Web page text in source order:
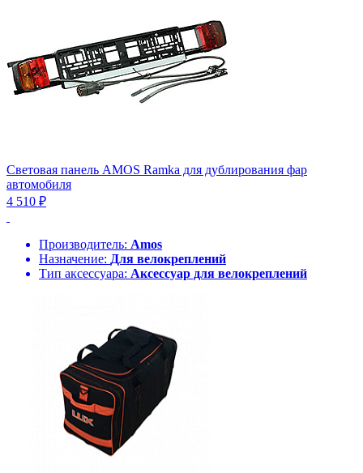
Световая панель AMOS Ramka для дублирования фар
автомобиля
4 510 ₽
Производитель: Amos
Назначение: Для велокреплений
Тип аксессуара: Аксессуар для велокреплений